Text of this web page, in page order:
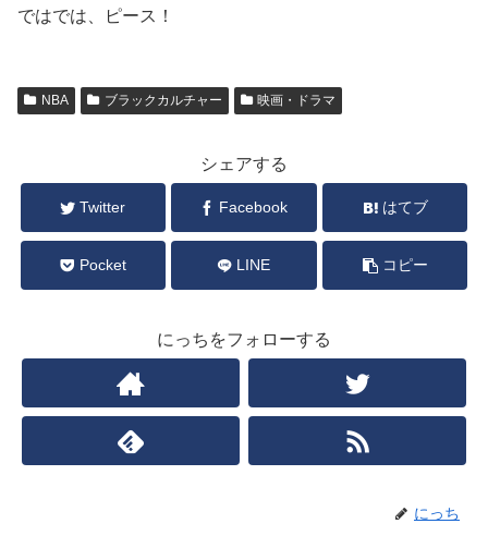
ではでは、ピース！
NBA ブラックカルチャー 映画・ドラマ
シェアする
Twitter Facebook はてブ
Pocket LINE コピー
にっちをフォローする
にっち